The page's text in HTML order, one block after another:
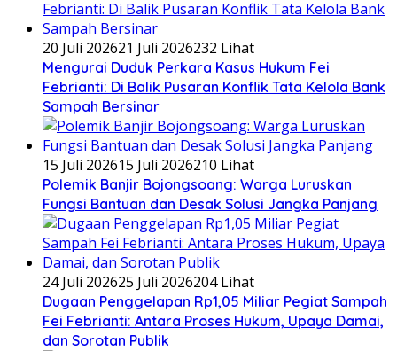
20 Juli 202621 Juli 2026232 Lihat
​Mengurai Duduk Perkara Kasus Hukum Fei
Febrianti: Di Balik Pusaran Konflik Tata Kelola Bank
Sampah Bersinar
15 Juli 202615 Juli 2026210 Lihat
Polemik Banjir Bojongsoang: Warga Luruskan
Fungsi Bantuan dan Desak Solusi Jangka Panjang
24 Juli 202625 Juli 2026204 Lihat
Dugaan Penggelapan Rp1,05 Miliar Pegiat Sampah
Fei Febrianti: Antara Proses Hukum, Upaya Damai,
dan Sorotan Publik